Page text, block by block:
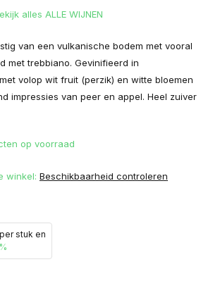
alles ALLE WIJNEN
van een vulkanische bodem met vooral
met trebbiano. Gevinifieerd in
volop wit fruit (perzik) en witte bloemen
impressies van peer en appel. Heel zuiver
op voorraad
winkel: Beschikbaarheid controleren
stuk en